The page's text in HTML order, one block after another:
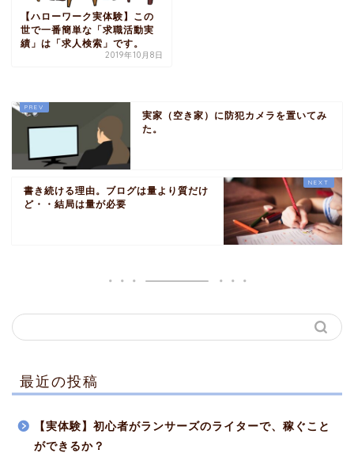
【ハローワーク実体験】この
世で一番簡単な「求職活動実
績」は「求人検索」です。
2019年10月8日
実家（空き家）に防犯カメラを置いてみ
た。
書き続ける理由。ブログは量より質だけ
ど・・結局は量が必要
最近の投稿
【実体験】初心者がランサーズのライターで、稼ぐこと
ができるか？